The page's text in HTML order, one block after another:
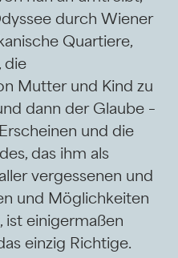
durch Wiener
Quartiere,
die
Mutter und Kind zu
dann der Glaube –
und die
das ihm als
vergessenen und
und Möglichkeiten
ist einigermaßen
einzig Richtige.